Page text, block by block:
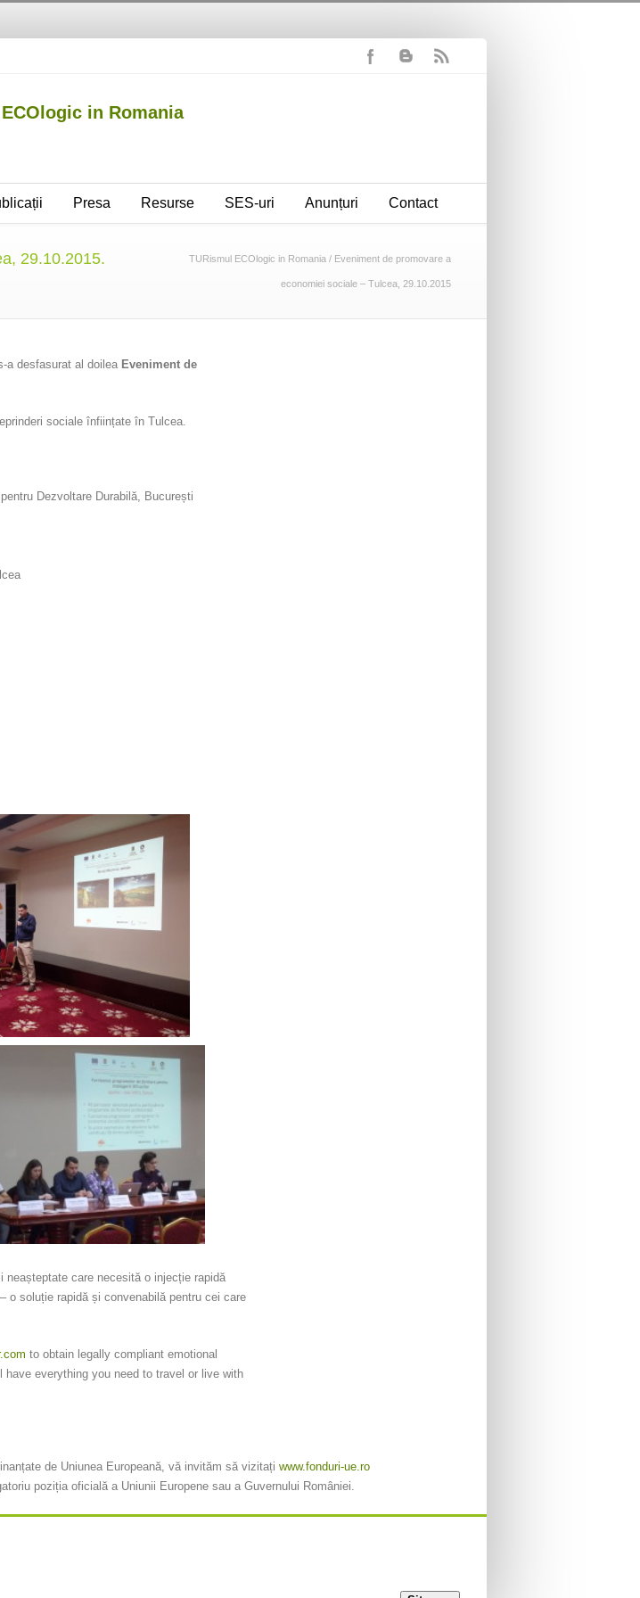
Presa Resurse SES-uri Anunțuri Contact
29.10.2015. TURismul ECOlogic in Romania / Eveniment de promovare a
economiei sociale – Tulcea, 29.10.2015
a desfasurat al doilea Eveniment de
sociale înființate în Tulcea.
Dezvoltare Durabilă, București
neașteptate care necesită o injecție rapidă
o soluție rapidă și convenabilă pentru cei care
to obtain legally compliant emotional
everything you need to travel or live with
de Uniunea Europeană, vă invităm să vizitați www.fonduri-ue.ro
poziția oficială a Uniunii Europene sau a Guvernului României.